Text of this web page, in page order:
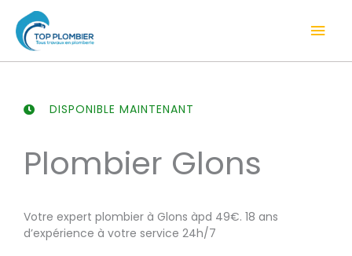
contenu
DISPONIBLE MAINTENANT
Plombier Glons
Votre expert plombier à Glons àpd 49€. 18 ans
d’expérience à votre service 24h/7